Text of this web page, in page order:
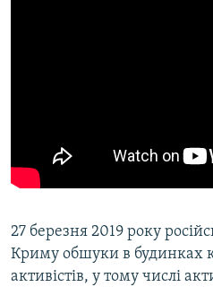
27 березня 2019 року
Криму обшуки в будинках
активістів, у тому числі